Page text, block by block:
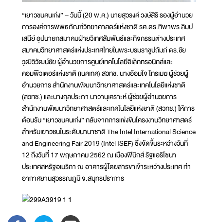
“เยาวชนคนเก่ง” – วันนี้ (20 พ.ค.) นายสุวรงค์ วงษ์สิริ รองผู้อำนวย
การองค์การพิพิธภัณฑ์วิทยาศาสตร์แห่งชาติ รศ.ดร.ทิพาพร ลิมป
เสนีย์ อุปนายกสมาคมฝ่ายวิเทศสัมพันธ์และกิจกรรมต่างประเทศ
สมาคมวิทยาศาสตร์แห่งประเทศไทยในพระบรมราชูปถัมภ์ ดร.ชัย
วุฒิวิวัฒน์ชัย ผู้อำนวยการศูนย์เทคโนโลยีอิเล็กทรอนิกส์และ
คอมพิวเตอร์แห่งชาติ (เนคเทค) สวทช. นางอ้อมใจ ไทรเมฆ ผู้ช่วยผู้
อำนวยการ สำนักงานพัฒนาวิทยาศาสตร์และเทคโนโลยีแห่งชาติ
(สวทช.) และนางกุลประภา นาวานุเคราะห์ ผู้ช่วยผู้อำนวยการ
สำนักงานพัฒนาวิทยาศาสตร์และเทคโนโลยีแห่งชาติ (สวทช.) ให้การ
ต้อนรับ “เยาวชนคนเก่ง” กลับจากการแข่งขันโครงงานวิทยาศาสตร์
สำหรับเยาวชนในระดับนานาชาติ The Intel International Science
and Engineering Fair 2019 (Intel ISEF) ซึ่งจัดขึ้นระหว่างวันที่
12 ถึงวันที่ 17 พฤษภาคม 2562 ณ เมืองฟินิกส์ รัฐแอริโซนา
ประเทศสหรัฐอเมริกา ณ อาคารผู้โดยสารขาเข้าระหว่างประเทศ ท่า
อากาศยานสุวรรณภูมิ จ.สมุทรปราการ